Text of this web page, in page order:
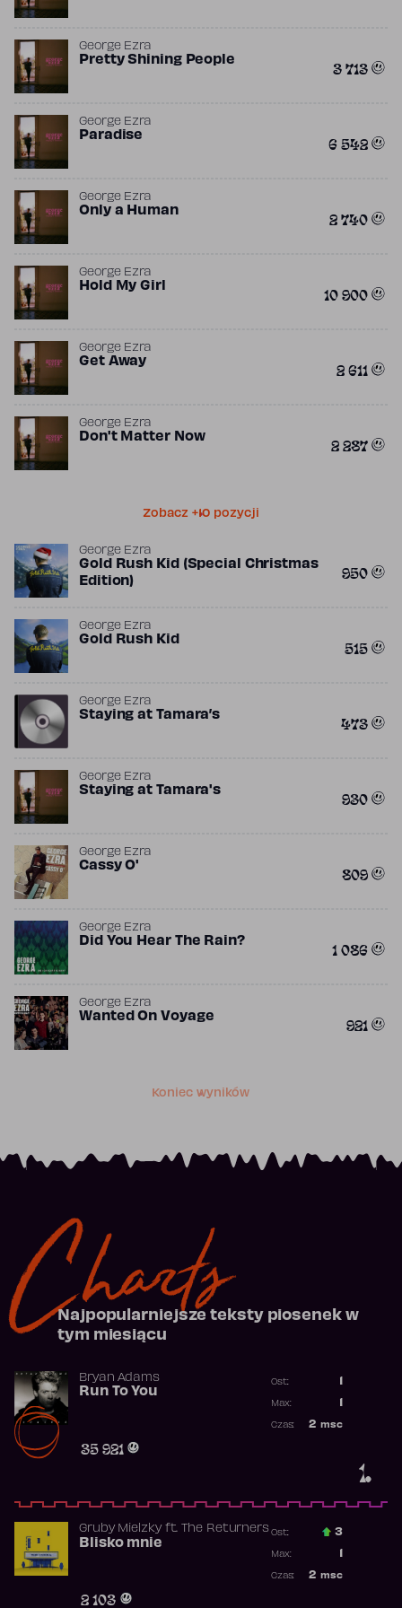
George Ezra
Pretty Shining People 3 713
George Ezra
Paradise 6 542
George Ezra
Only a Human 2 740
George Ezra
Hold My Girl 10 900
George Ezra
Get Away 2 611
George Ezra
Don't Matter Now 2 287
Zobacz +10 pozycji
George Ezra
Gold Rush Kid (Special Christmas
Edition)
950
George Ezra
Gold Rush Kid 515
George Ezra
Staying at Tamara’s 473
George Ezra
Staying at Tamara's 930
George Ezra
Cassy O' 809
George Ezra
Did You Hear The Rain? 1 086
George Ezra
Wanted On Voyage 921
Koniec wyników
Charts
Najpopularniejsze teksty piosenek w
tym miesiącu
1.
Bryan Adams
Run To You
35 921
Ost.:
Max:
2 msc
Czas:
Gruby Mielzkyft. The Returners
Blisko mnie
2 103
Ost.: 3
Max:
2 msc
Czas: